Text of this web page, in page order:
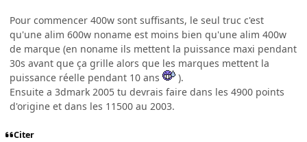
Pour commencer 400w sont suffisants, le seul truc c'est
qu'une alim 600w noname est moins bien qu'une alim 400w
de marque (en noname ils mettent la puissance maxi pendant
30s avant que ça grille alors que les marques mettent la
puissance réelle pendant 10 ans
).
Ensuite a 3dmark 2005 tu devrais faire dans les 4900 points
d'origine et dans les 11500 au 2003.
Citer